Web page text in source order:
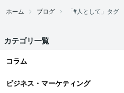
ホーム ブログ 「#人として」タグ
カテゴリ一覧
コラム
ビジネス・マーケティング